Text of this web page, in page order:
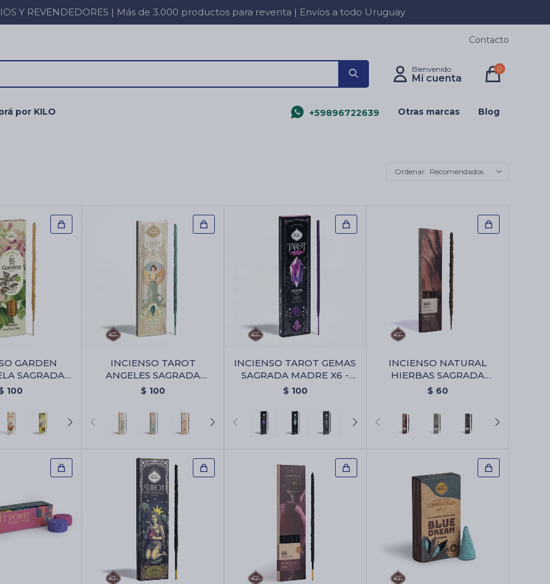
Y REVENDEDORES | Más de 3.000 productos para reventa | Envíos a todo Uruguay
por KILO +59896722639 Otras marcas Blog
0
Contacto
Recomendados
GARDEN
SAGRADA
- Pura
100
INCIENSO TAROT
ANGELES SAGRADA
MADRE - Bayas De Geranio
$ 100
INCIENSO TAROT GEMAS
SAGRADA MADRE X6 -
Amatista - Violeta/lavanda
$ 100
INCIENSO NATURAL
HIERBAS SAGRADA
MADRE X6 - Sándalo
$ 60